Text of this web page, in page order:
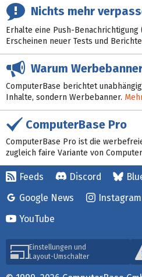
Nichts mehr
Erhalte eine Push-
Erscheinen neuer Tests und
Warum
ComputerBase berichtet
Inhalte, sondern Werbebanner.
ComputerBase Pro
ComputerBase Pro ist die
zugleich faire Variante von
Feeds Discord
Google News
Instagram
YouTube
Einstellungen und
Layout-Umschalter